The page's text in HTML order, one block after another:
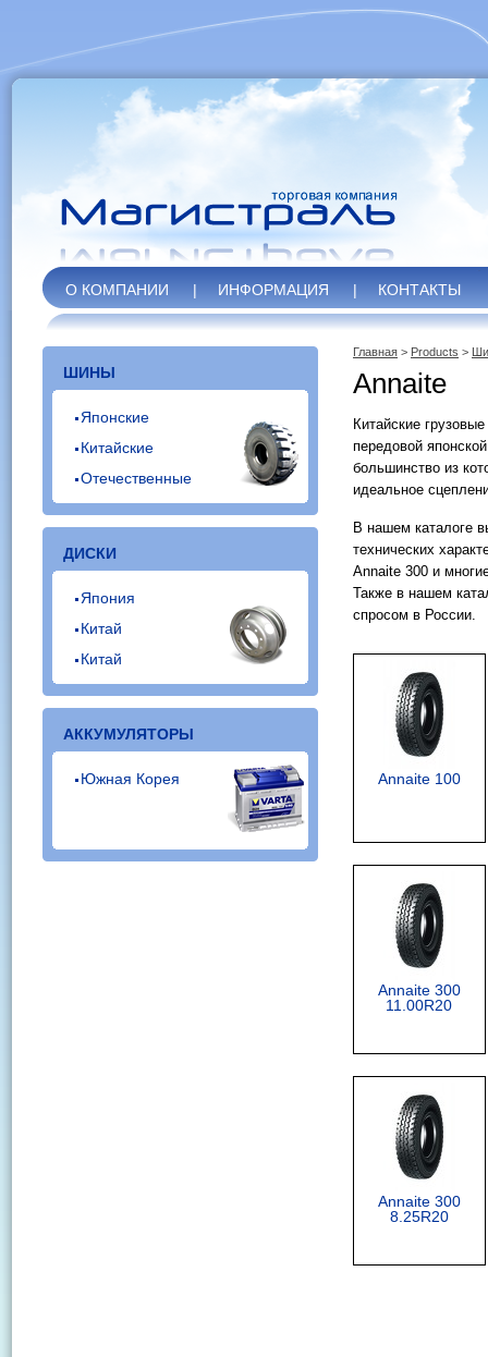
О КОМПАНИИ | ИНФОРМАЦИЯ | КОНТАКТЫ
ШИНЫ
Японские
Китайские
Отечественные
ДИСКИ
Япония
Китай
Китай
АККУМУЛЯТОРЫ
Южная Корея
Главная > Products >
Annaite
Китайские
передовой
большинство из
идеальное
В нашем каталоге
технических
Annaite 300 и
Также в нашем
спросом в России.
Annaite 100
Annaite 300
11.00R20
Annaite 300
8.25R20